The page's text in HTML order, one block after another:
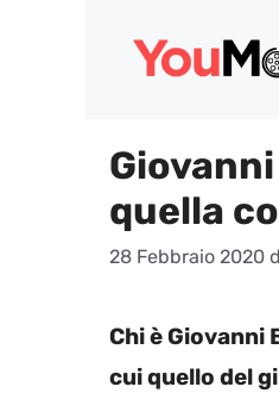
quella
28 Febbraio 2020
Chi è
cui quello del